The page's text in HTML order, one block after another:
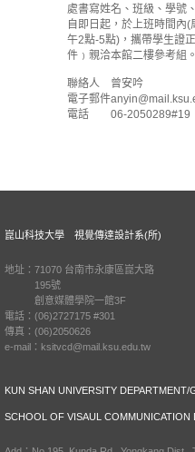
處書寫姓名、班級、學號
自即日起，於上班時間內
午2點-5點)，攜帶學生證
件﹚親洽本館二樓參考組。
聯絡人
曾安吟
電子郵件
電話
06-2050289#19
崑山科技大學 視覺傳達設計系(所)
地址：71070 台南市永康區崑大路
195號
創意媒體學院一館3F
電話：(06)2727175 #301
傳真：(06)2050626
e-mail：ksitvcd@mail.ksu.edu.tw
KUN SHAN UNIVERSITY DEPARTMENT/
SCHOOL OF VISAUL COMMUNICATION